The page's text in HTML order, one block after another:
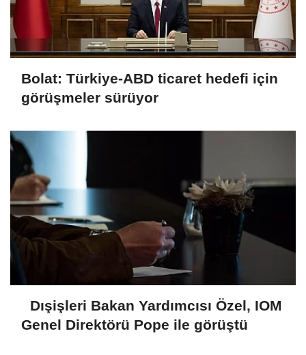
Bolat: Türkiye-ABD ticaret hedefi için
görüşmeler sürüyor
Dışişleri Bakan Yardımcısı Özel, IOM
Genel Direktörü Pope ile görüştü